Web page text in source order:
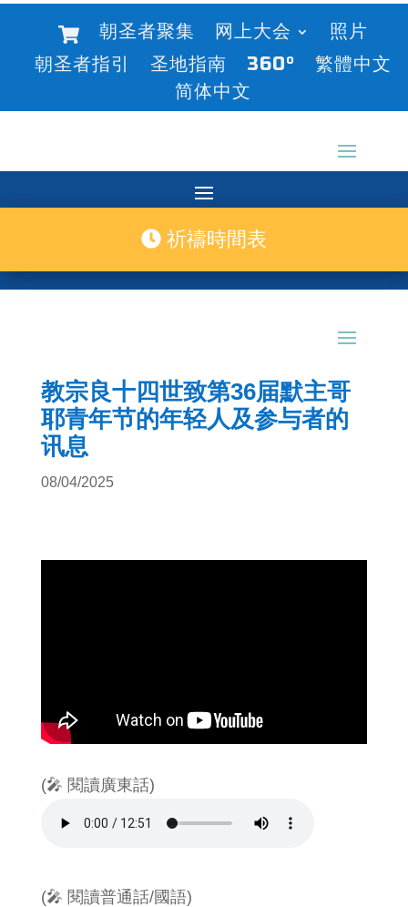
朝圣者聚集 网上大会
照片
朝圣者指引
圣地指南 360°
繁體中文
简体中文
祈禱時間表
教宗良十四世致第36届默主哥
耶青年节的年轻人及参与者的
讯息
08/04/2025
(🎤 閱讀廣東話)
(🎤 閱讀普通話/國語)